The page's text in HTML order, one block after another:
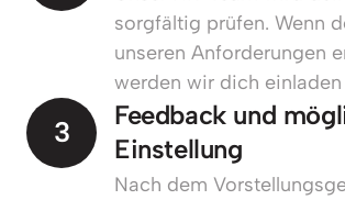
sorgfältig prüfen. Wenn
unseren Anforderungen
werden wir dich einladen
3
Feedback und
Einstellung
Nach dem